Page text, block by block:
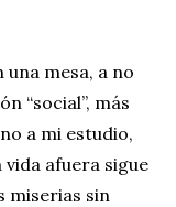
una mesa, a no
“social”, más
a mi estudio,
afuera sigue
miserias sin